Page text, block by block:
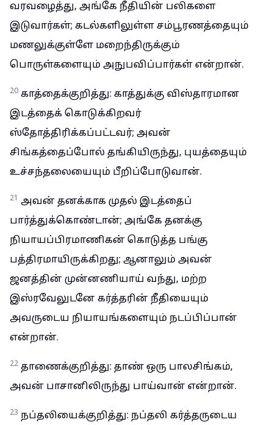
வரவழைத்து, அங்கே நீதியின் பலிகளை
இடுவார்கள்; கடல்களிலுள்ள சம்பூரணத்தையும்
மணலுக்குள்ளே மறைந்திருக்கும்
பொருள்களையும் அநுபவிப்பார்கள் என்றான்.
20 காத்தைக்குறித்து: காத்துக்கு விஸ்தாரமான
இடத்தைக் கொடுக்கிறவர்
ஸ்தோத்திரிக்கப்பட்டவர்; அவன்
சிங்கத்தைப்போல் தங்கியிருந்து, புயத்தையும்
உச்சந்தலையையும் பீறிப்போடுவான்.
21 அவன் தனக்காக முதல் இடத்தைப்
பார்த்துக்கொண்டான்; அங்கே தனக்கு
நியாயப்பிரமாணிகன் கொடுத்த பங்கு
பத்திரமாயிருக்கிறது; ஆனாலும் அவன்
ஜனத்தின் முன்னணியாய் வந்து, மற்ற
இஸ்ரவேலுடனே கர்த்தரின் நீதியையும்
அவருடைய நியாயங்களையும் நடப்பிப்பான்
என்றான்.
22 தாணைக்குறித்து: தாண் ஒரு பாலசிங்கம்,
அவன் பாசானிலிருந்து பாய்வான் என்றான்.
23 நப்தலியைக்குறித்து: நப்தலி கர்த்தருடைய